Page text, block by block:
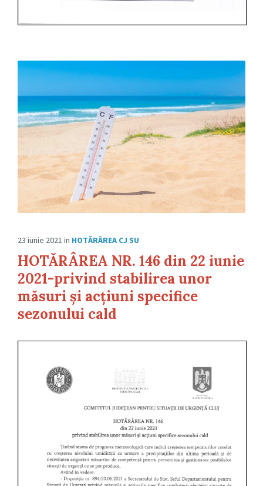
23 iunie 2021 in HOTĂRÂREA CJ SU
HOTĂRÂREA NR. 146 din 22 iunie
2021-privind stabilirea unor
măsuri și acțiuni specifice
sezonului cald